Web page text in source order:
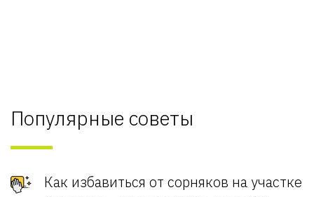
Популярные советы
Как избавиться от сорняков на участке